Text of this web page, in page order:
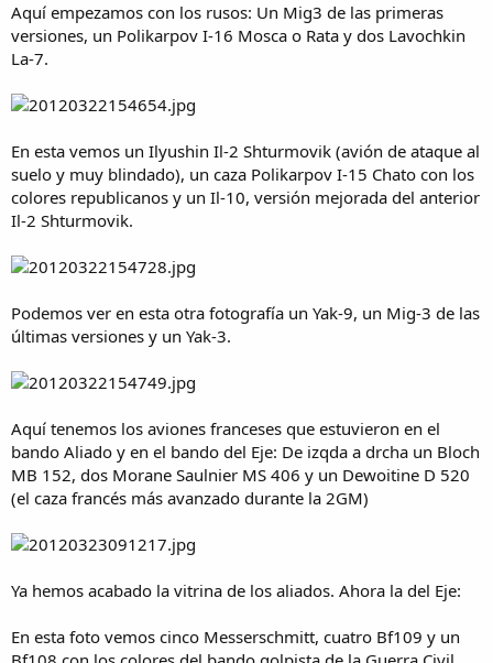
Aquí empezamos con los rusos: Un Mig3 de las primeras
versiones, un Polikarpov I-16 Mosca o Rata y dos Lavochkin
La-7.
En esta vemos un Ilyushin Il-2 Shturmovik (avión de ataque al
suelo y muy blindado), un caza Polikarpov I-15 Chato con los
colores republicanos y un Il-10, versión mejorada del anterior
Il-2 Shturmovik.
Podemos ver en esta otra fotografía un Yak-9, un Mig-3 de las
últimas versiones y un Yak-3.
Aquí tenemos los aviones franceses que estuvieron en el
bando Aliado y en el bando del Eje: De izqda a drcha un Bloch
MB 152, dos Morane Saulnier MS 406 y un Dewoitine D 520
(el caza francés más avanzado durante la 2GM)
Ya hemos acabado la vitrina de los aliados. Ahora la del Eje:
En esta foto vemos cinco Messerschmitt, cuatro Bf109 y un